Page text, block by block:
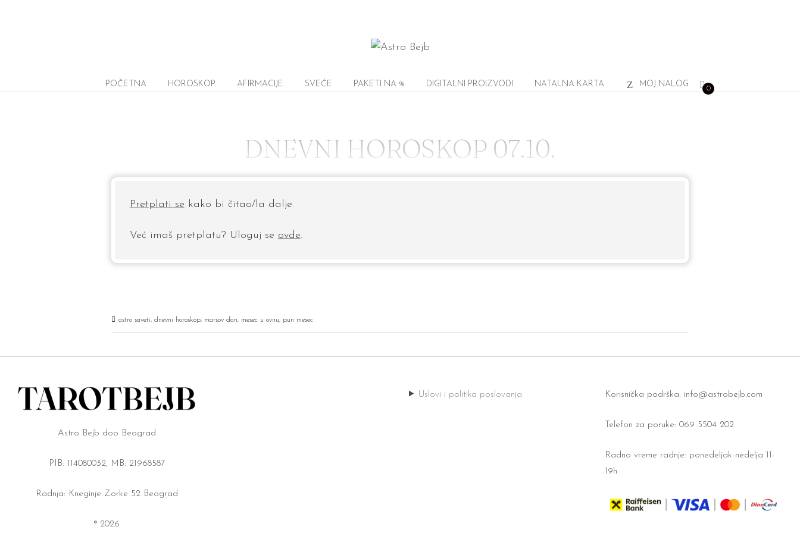
POČETNA HOROSKOP AFIRMACIJE SVEĆE PAKETI NA % DIGITALNI PROIZVODI NATALNA KARTA MOJ NALOG 0
DNEVNI HOROSKOP 07.10.
Pretplati se kako bi čitao/la dalje.
Već imaš pretplatu? Uloguj se ovde.
astro saveti, dnevni horoskop, marsov dan, mesec u ovnu, pun mesec
Astro Bejb doo Beograd
PIB: 114080032, MB: 21968587
Radnja: Kneginje Zorke 52 Beograd
® 2026
Uslovi i politika poslovanja Korisnička podrška: info@astrobejb.com
Telefon za poruke: 069 5504 202
Radno vreme radnje: ponedeljak-nedelja 11-
19h